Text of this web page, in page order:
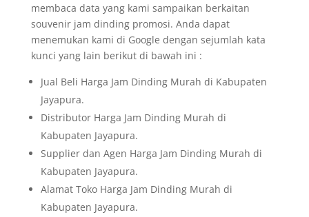
membaca data yang kami sampaikan berkaitan
souvenir jam dinding promosi. Anda dapat
menemukan kami di Google dengan sejumlah kata
kunci yang lain berikut di bawah ini :
Jual Beli Harga Jam Dinding Murah di Kabupaten
Jayapura.
Distributor Harga Jam Dinding Murah di
Kabupaten Jayapura.
Supplier dan Agen Harga Jam Dinding Murah di
Kabupaten Jayapura.
Alamat Toko Harga Jam Dinding Murah di
Kabupaten Jayapura.